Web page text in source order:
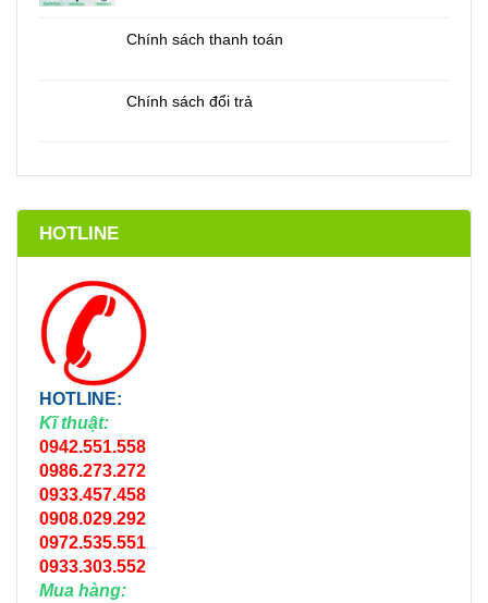
Chính sách thanh toán
Chính sách đổi trả
HOTLINE
HOTLINE:
Kĩ thuật:
0942.551.558
0986.273.272
0933.457.458
0908.029.292
0972.535.551
0933.303.552
Mua hàng: